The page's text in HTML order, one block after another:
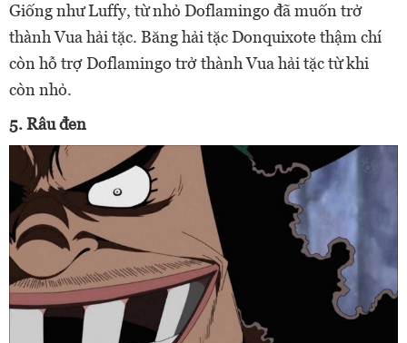
Giống như Luffy, từ nhỏ Doflamingo đã muốn trở
thành Vua hải tặc. Băng hải tặc Donquixote thậm chí
còn hỗ trợ Doflamingo trở thành Vua hải tặc từ khi
còn nhỏ.
5.Râu đen